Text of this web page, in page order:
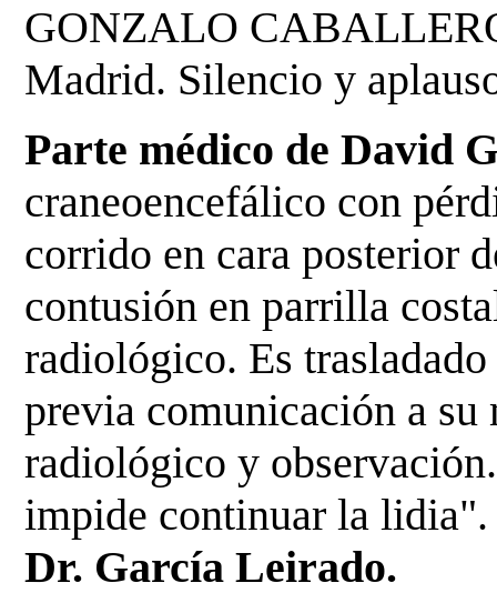
GONZALO
Madrid. Silencio y
Parte médico de David
craneoencefálico con
corrido en cara posterior
contusión en parrilla
radiológico. Es
previa comunicación a
radiológico y
impide continuar la
Dr. García Leirado.